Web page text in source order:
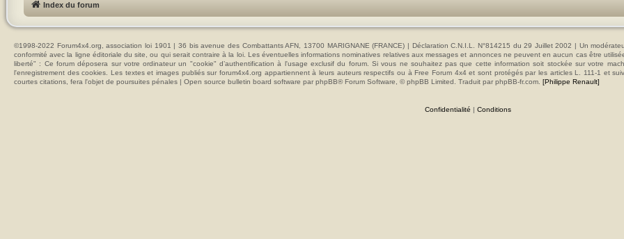
Index du forum
©1998-2022 Forum4x4.org, association loi 1901 | 36 bis avenue des Combattants AFN, 13700 MARIGNANE (FRANCE) | Déclaration C.N.I.L. N°814215 du 29 Juillet 2002 | Un
conformité avec la ligne éditoriale du site, ou qui serait contraire à la loi. Les éventuelles informations nominatives relatives aux messages et annonces ne peuvent en aucun cas être
liberté" : Ce forum déposera sur votre ordinateur un "cookie" d’authentification à l'usage exclusif du forum. Si vous ne souhaitez pas que cette information soit stockée sur votre
l'enregistrement des cookies. Les textes et images publiés sur forum4x4.org appartiennent à leurs auteurs respectifs ou à Free Forum 4x4 et sont protégés par les articles L. 111-1 et
courtes citations, fera l'objet de poursuites pénales | Open source bulletin board software par phpBB® Forum Software, © phpBB Limited. Traduit par phpBB-fr.com. [Philippe Renault]
Confidentialité | Conditions